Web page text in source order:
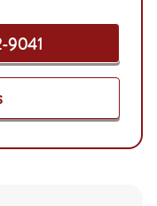
9041